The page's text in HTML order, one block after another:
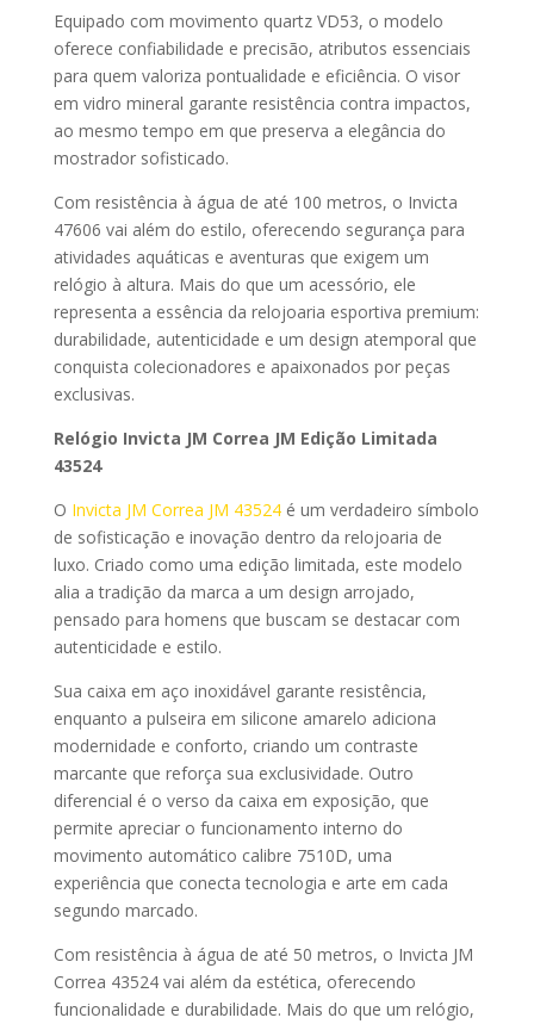
Equipado com movimento quartz VD53, o modelo
oferece confiabilidade e precisão, atributos essenciais
para quem valoriza pontualidade e eficiência. O visor
em vidro mineral garante resistência contra impactos,
ao mesmo tempo em que preserva a elegância do
mostrador sofisticado.
Com resistência à água de até 100 metros, o Invicta
47606 vai além do estilo, oferecendo segurança para
atividades aquáticas e aventuras que exigem um
relógio à altura. Mais do que um acessório, ele
representa a essência da relojoaria esportiva premium:
durabilidade, autenticidade e um design atemporal que
conquista colecionadores e apaixonados por peças
exclusivas.
Relógio Invicta JM Correa JM Edição Limitada
43524
O Invicta JM Correa JM 43524é um verdadeiro símbolo
de sofisticação e inovação dentro da relojoaria de
luxo. Criado como uma edição limitada, este modelo
alia a tradição da marca a um design arrojado,
pensado para homens que buscam se destacar com
autenticidade e estilo.
Sua caixa em aço inoxidável garante resistência,
enquanto a pulseira em silicone amarelo adiciona
modernidade e conforto, criando um contraste
marcante que reforça sua exclusividade. Outro
diferencial é o verso da caixa em exposição, que
permite apreciar o funcionamento interno do
movimento automático calibre 7510D, uma
experiência que conecta tecnologia e arte em cada
segundo marcado.
Com resistência à água de até 50 metros, o Invicta JM
Correa 43524 vai além da estética, oferecendo
funcionalidade e durabilidade. Mais do que um relógio,